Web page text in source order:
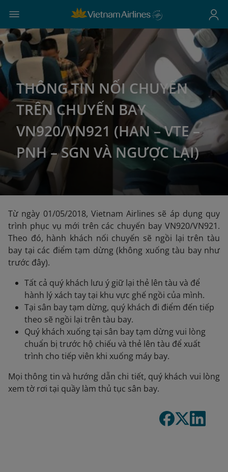
THÔNG TIN NỐI CHUYẾN
TRÊN CHUYẾN BAY
VN920/VN921 (HAN – VTE –
PNH – SGN VÀ NGƯỢC LẠI)
Từ ngày 01/05/2018, Vietnam Airlines sẽ áp dụng quy
trình phục vụ mới trên các chuyến bay VN920/VN921.
Theo đó, hành khách nối chuyến sẽ ngồi lại trên tàu
bay tại các điểm tạm dừng (không xuống tàu bay như
trước đây).
Tất cả quý khách lưu ý giữ lại thẻ lên tàu và để
hành lý xách tay tại khu vực ghế ngồi của mình.
Tại sân bay tạm dừng, quý khách đi điểm đến tiếp
theo sẽ ngồi lại trên tàu bay.
Quý khách xuống tại sân bay tạm dừng vui lòng
chuẩn bị trước hộ chiếu và thẻ lên tàu để xuất
trình cho tiếp viên khi xuống máy bay.
Mọi thông tin và hướng dẫn chi tiết, quý khách vui lòng
xem tờ rơi tại quầy làm thủ tục sân bay.